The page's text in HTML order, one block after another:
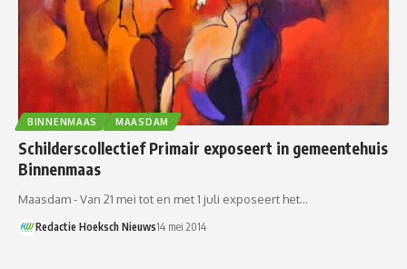
BINNENMAAS MAASDAM
Schilderscollectief Primair exposeert in gemeentehuis
Binnenmaas
Maasdam - Van 21 mei tot en met 1 juli exposeert het…
Redactie Hoeksch Nieuws14 mei 2014